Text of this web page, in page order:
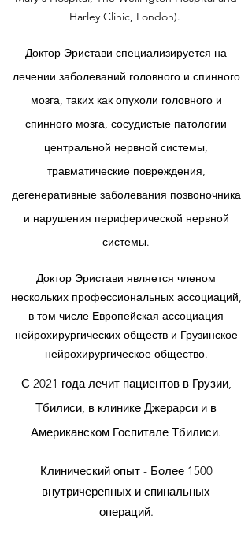
Harley Clinic, London).
Доктор Эристави специализируется на
лечении заболеваний головного и спинного
мозга, таких как опухоли головного и
спинного мозга, сосудистые патологии
центральной нервной системы,
травматические повреждения,
дегенеративные заболевания позвоночника
и нарушения периферической нервной
системы.
Доктор Эристави является членом
нескольких профессиональных ассоциаций,
в том числе Европейская ассоциация
нейрохирургических обществ и Грузинское
нейрохирургическое общество.
С 2021 года лечит пациентов в Грузии,
Тбилиси, в клинике Джерарси и в
Американском Госпитале Тбилиси.
Клинический опыт - Более 1500
внутричерепных и спинальных
операций.